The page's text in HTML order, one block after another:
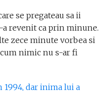
se pregateau sa ii
a revenit ca prin minune.
zece minute vorbea si
nimic nu s-ar fi
dar inima lui a